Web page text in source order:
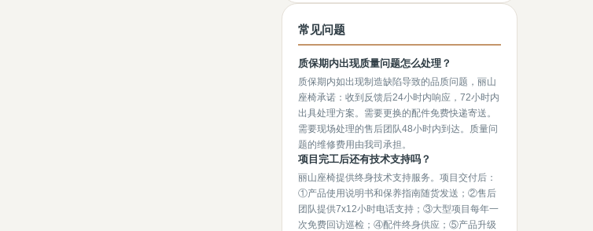
常见问题
质保期内出现质量问题怎么处理？
质保期内如出现制造缺陷导致的品质问题，丽山
座椅承诺：收到反馈后24小时内响应，72小时内
出具处理方案。需要更换的配件免费快递寄送。
需要现场处理的售后团队48小时内到达。质量问
题的维修费用由我司承担。
项目完工后还有技术支持吗？
丽山座椅提供终身技术支持服务。项目交付后：
①产品使用说明书和保养指南随货发送；②售后
团队提供7x12小时电话支持；③大型项目每年一
次免费回访巡检；④配件终身供应；⑤产品升级